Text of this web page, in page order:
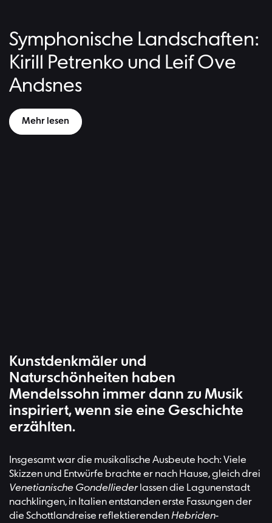
Symphonische Landschaften:
Kirill Petrenko und Leif Ove
Andsnes
Mehr lesen
Kunstdenkmäler und
Naturschönheiten haben
Mendelssohn immer dann zu Musik
inspiriert, wenn sie eine Geschichte
erzählten.
Insgesamt war die musikalische Ausbeute hoch: Viele
Skizzen und Entwürfe brachte er nach Hause, gleich drei
Venetianische Gondellieder lassen die Lagunenstadt
nachklingen, in Italien entstanden erste Fassungen der
die Schottlandreise reflektierendenHebriden-